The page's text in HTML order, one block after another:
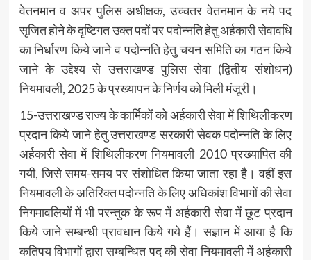
वेतनमान व अपर पुलिस अधीक्षक, उच्चतर वेतनमान के नये पद
सृजित होने के दृष्टिगत उक्त पदों पर पदोन्नति हेतु अर्हकारी सेवावधि
का निर्धारण किये जाने व पदोन्नति हेतु चयन समिति का गठन किये
जाने के उद्देश्य से उत्तराखण्ड पुलिस सेवा (द्वितीय संशोधन)
नियमावली, 2025 के प्रख्यापन के निर्णय को मिली मंजूरी।
15-उत्तराखण्ड राज्य के कार्मिकों को अर्हकारी सेवा में शिथिलीकरण
प्रदान किये जाने हेतु उत्तराखण्ड सरकारी सेवक पदोन्नति के लिए
अर्हकारी सेवा में शिथिलीकरण नियमावली 2010 प्रख्यापित की
गयी, जिसे समय-समय पर संशोधित किया जाता रहा है। वहीं इस
नियमावली के अतिरिक्त पदोन्नति के लिए अधिकांश विभागों की सेवा
निगमावलियों में भी परन्तुक के रूप में अर्हकारी सेवा में छूट प्रदान
किये जाने सम्बन्धी प्रावधान किये गये हैं। सज्ञान में आया है कि
कतिपय विभागों द्वारा सम्बन्धित पद की सेवा नियमावली में अर्हकारी